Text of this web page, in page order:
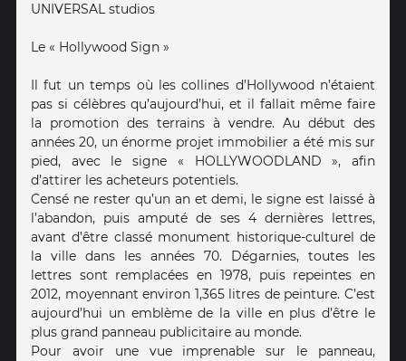
UNIVERSAL studios
Le « Hollywood Sign »
Il fut un temps où les collines d’Hollywood n’étaient
pas si célèbres qu’aujourd’hui, et il fallait même faire
la promotion des terrains à vendre. Au début des
années 20, un énorme projet immobilier a été mis sur
pied, avec le signe « HOLLYWOODLAND », afin
d’attirer les acheteurs potentiels.
Censé ne rester qu’un an et demi, le signe est laissé à
l’abandon, puis amputé de ses 4 dernières lettres,
avant d’être classé monument historique-culturel de
la ville dans les années 70. Dégarnies, toutes les
lettres sont remplacées en 1978, puis repeintes en
2012, moyennant environ 1,365 litres de peinture. C’est
aujourd’hui un emblème de la ville en plus d’être le
plus grand panneau publicitaire au monde.
Pour avoir une vue imprenable sur le panneau,